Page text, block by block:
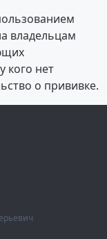
владельцам
кого нет
о прививке.